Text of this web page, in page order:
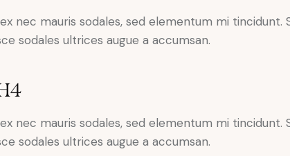
nec mauris sodales, sed elementum mi tincidunt.
sodales ultrices augue a accumsan.
nec mauris sodales, sed elementum mi tincidunt.
sodales ultrices augue a accumsan.